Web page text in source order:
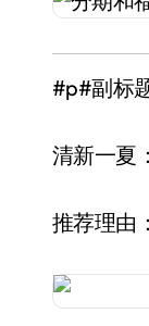
#p#副标
清新一夏
推荐理由